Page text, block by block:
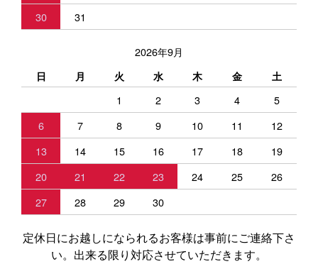
30
31
2026年9月
日 月 火 水 木 金 土
1 2 3 4
5
6
7 8 9 10 11
12
13
14 15 16 17 18
19
20
21 22 23 24 25
26
27
28 29 30
定休日にお越しになられるお客様は事前にご連絡下さ
い。出来る限り対応させていただきます。